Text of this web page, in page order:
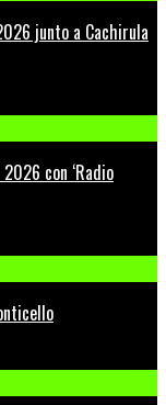
junto a Cachirula
con ‘Radio